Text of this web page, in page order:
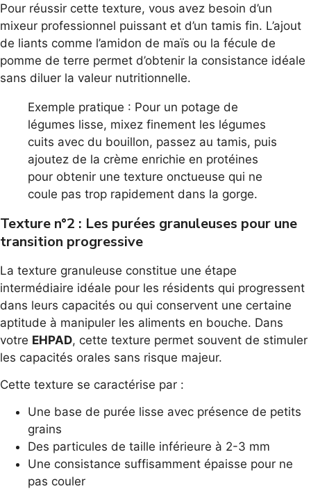
Pour réussir cette texture, vous avez besoin d’un
mixeur professionnel puissant et d’un tamis fin. L’ajout
de liants comme l’amidon de maïs ou la fécule de
pomme de terre permet d’obtenir la consistance idéale
sans diluer la valeur nutritionnelle.
Exemple pratique : Pour un potage de
légumes lisse, mixez finement les légumes
cuits avec du bouillon, passez au tamis, puis
ajoutez de la crème enrichie en protéines
pour obtenir une texture onctueuse qui ne
coule pas trop rapidement dans la gorge.
Texture n°2 : Les purées granuleuses pour une
transition progressive
La texture granuleuse constitue une étape
intermédiaire idéale pour les résidents qui progressent
dans leurs capacités ou qui conservent une certaine
aptitude à manipuler les aliments en bouche. Dans
votre EHPAD, cette texture permet souvent de stimuler
les capacités orales sans risque majeur.
Cette texture se caractérise par :
Une base de purée lisse avec présence de petits
grains
Des particules de taille inférieure à 2-3 mm
Une consistance suffisamment épaisse pour ne
pas couler